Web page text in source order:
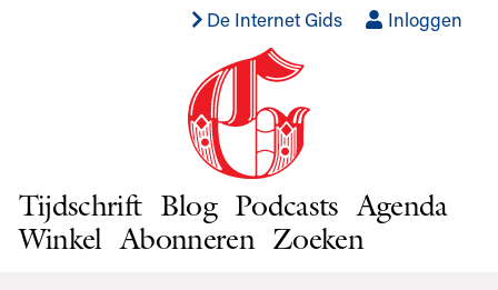
De Internet Gids Inloggen
Tijdschrift Blog Podcasts Agenda
Winkel Abonneren Zoeken